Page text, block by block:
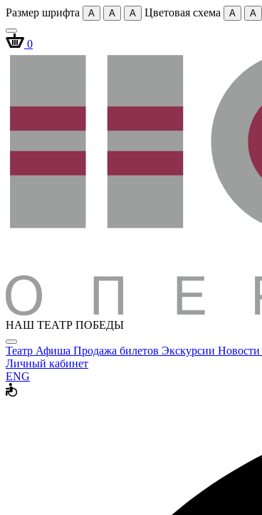
Размер шрифта A A A Цветовая схема A A
0
НАШ ТЕАТР ПОБЕДЫ
Театр Афиша Продажа билетов Экскурсии Новости
Личный кабинет
ENG